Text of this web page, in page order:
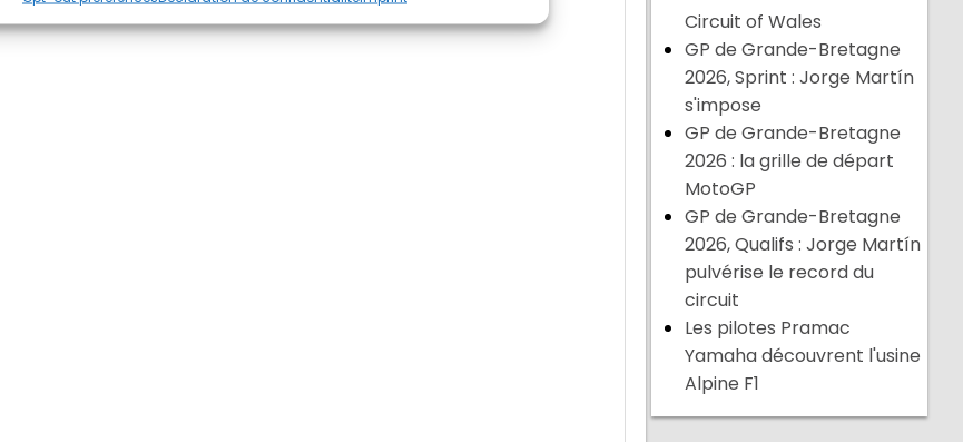
Circuit of Wales
GP de Grande-Bretagne
2026, Sprint : Jorge Martín
s'impose
GP de Grande-Bretagne
2026 : la grille de départ
MotoGP
GP de Grande-Bretagne
2026, Qualifs : Jorge Martín
pulvérise le record du
circuit
Les pilotes Pramac
Yamaha découvrent l'usine
Alpine F1